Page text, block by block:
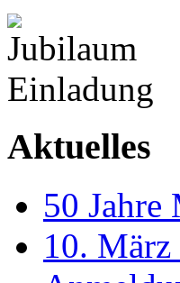
Aktuelles
50 Jahre
10.